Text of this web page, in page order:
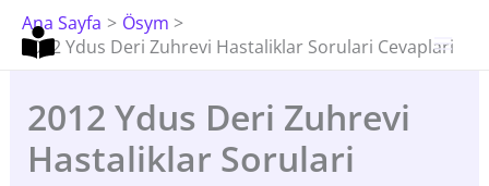
İçeriğe
Atla
Ana Sayfa
Ösym
2012 Ydus Deri Zuhrevi Hastaliklar Sorulari Cevaplari
2012 Ydus Deri Zuhrevi
Hastaliklar Sorulari